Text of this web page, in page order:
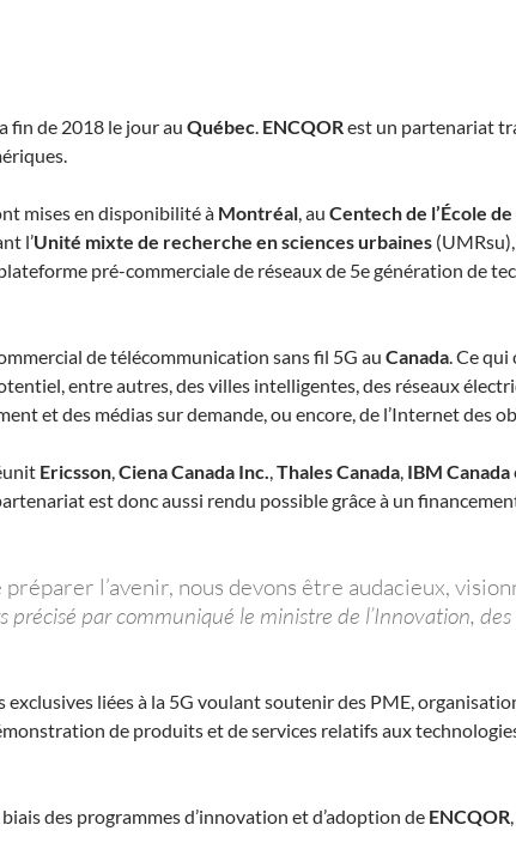
fin de 2018 le jour au Québec. ENCQORest un partenariat
mises en disponibilité à Montréal, au Centech de l’École
l’Unité mixte de recherche en sciences urbaines
pré-commerciale de réseaux de 5e génération de
de télécommunication sans fil 5G au Canada. Ce
entre autres, des villes intelligentes, des réseaux
et des médias sur demande, ou encore, de l’Internet des
Ericsson,Ciena Canada Inc.,Thales Canada, IBM Canada
est donc aussi rendu possible grâce à un
l’avenir, nous devons être audacieux,
précisé par communiqué le ministre de l’Innovation,
liées à la 5G voulant soutenir des PME,
de produits et de services relatifs aux
des programmes d’innovation et d’adoption de ENCQOR